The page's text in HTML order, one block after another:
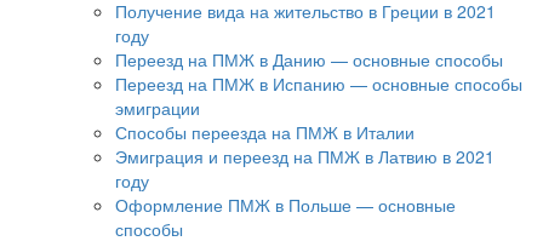
Получение вида на жительство в Греции в 2021
году
Переезд на ПМЖ в Данию — основные способы
Переезд на ПМЖ в Испанию — основные способы
эмиграции
Способы переезда на ПМЖ в Италии
Эмиграция и переезд на ПМЖ в Латвию в 2021
году
Оформление ПМЖ в Польше — основные
способы